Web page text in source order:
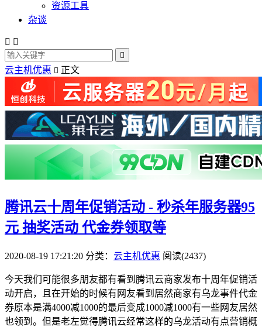
资源工具
杂谈
 

云主机优惠  正文
腾讯云十周年促销活动 - 秒杀年服务器95
元 抽奖活动 代金券领取等
2020-08-19 17:21:20 分类： 云主机优惠 阅读(2437)
今天我们可能很多朋友都有看到腾讯云商家发布十周年促销活
动开启，且在开始的时候有网友看到居然商家有乌龙事件代金
券原本是满4000减1000的最后变成1000减1000有一些网友居然
也领到。但是老左觉得腾讯云经常这样的乌龙活动有点营销概